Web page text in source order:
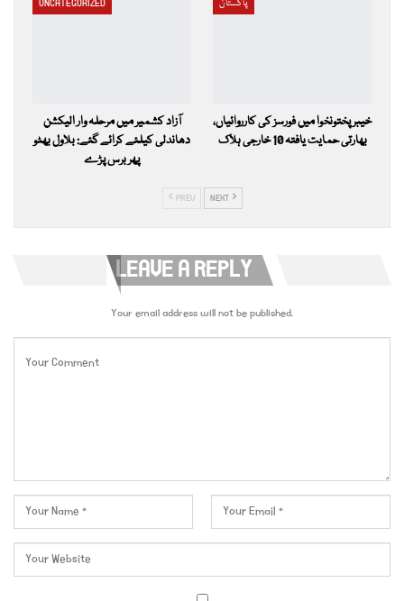
UNCATEGORIZED
آزاد کشمیر میں مرحلہ وار الیکشن
دھاندلی کیلئے کرائے گئے: بلاول بھٹو
پھر برس پڑے
پاکستان
خیبرپختونخوا میں فورسز کی کارروائیاں،
بھارتی حمایت یافتہ 10 خارجی ہلاک
PREV NEXT
LEAVE A REPLY
Your email address will not be published.